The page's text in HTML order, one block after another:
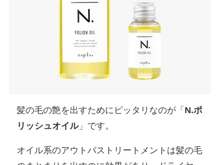
髪の毛の艶を出すためにピッタリなのが「 N.ポ
リッシュオイル」です。
オイル系のアウトバストリートメントは髪の毛